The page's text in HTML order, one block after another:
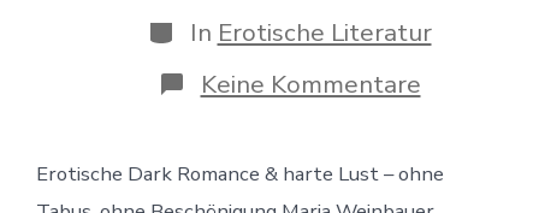
Kategorien
In Erotische Literatur
Keine Kommentarezu
Meine
Dark
Romance
Erotische Dark Romance & harte Lust – ohne